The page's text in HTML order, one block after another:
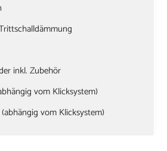
inkl. Zubehör
vom Klicksystem)
vom Klicksystem)